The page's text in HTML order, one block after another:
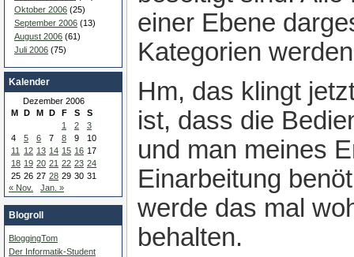
Oktober 2006 (25)
September 2006 (13)
August 2006 (61)
Juli 2006 (75)
Kalender
Dezember 2006
M D M D F S
S
1
2
3
4
5 6 7 8 9
10
11
12 13 14 15 16 17
18 19 20 21 22 23 24
25 26 27 28 29 30 31
« Nov.
Jan. »
Blogroll
BloggingTom
Der Informatik-Student
einer Ebene
Kategorien
Hm, das klingt
ist, dass die
und man meines
Einarbeitung
werde das mal
behalten.